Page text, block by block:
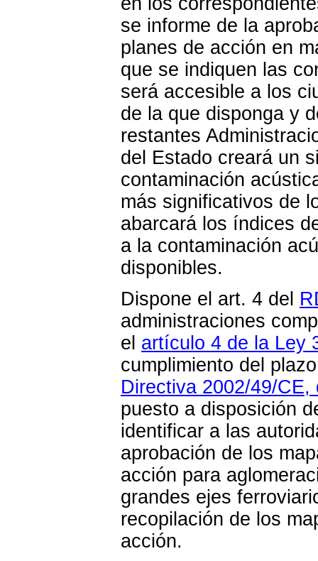
se informe de la
planes de acción en
que se indiquen las
será accesible a los
de la que disponga y
restantes
del Estado creará un
contaminación
más significativos de
abarcará los índices
a la contaminación
disponibles.
Dispone el art. 4 del
administraciones
el artículo 4 de la Ley
cumplimiento del
Directiva 2002/49/
puesto a disposición
identificar a las
aprobación de los
acción para
grandes ejes
recopilación de los
acción.